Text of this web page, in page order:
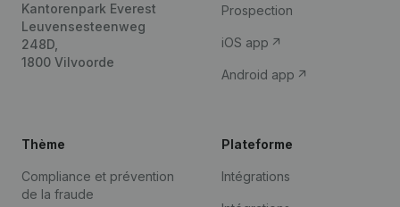
Kantorenpark Everest
Leuvensesteenweg
248D,
1800 Vilvoorde
Prospection
iOS app
Android app
Thème
Compliance et prévention
de la fraude
Plateforme
Intégrations